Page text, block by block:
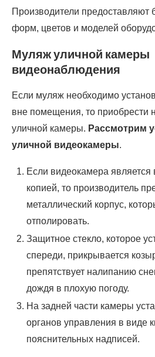
Производители предоставляют
форм, цветов и моделей
Муляж уличной камеры
видеонаблюдения
Если муляж необходимо
вне помещения, то приобрести
уличной камеры. Рассмотрим
уличной видеокамеры.
Если видеокамера является
копией, то производитель
металлический корпус,
отполировать.
Защитное стекло, которое
спереди, прикрывается
препятствует налипанию
дождя в плохую погоду.
На задней части камеры
органов управления в виде
пояснительных надписей.